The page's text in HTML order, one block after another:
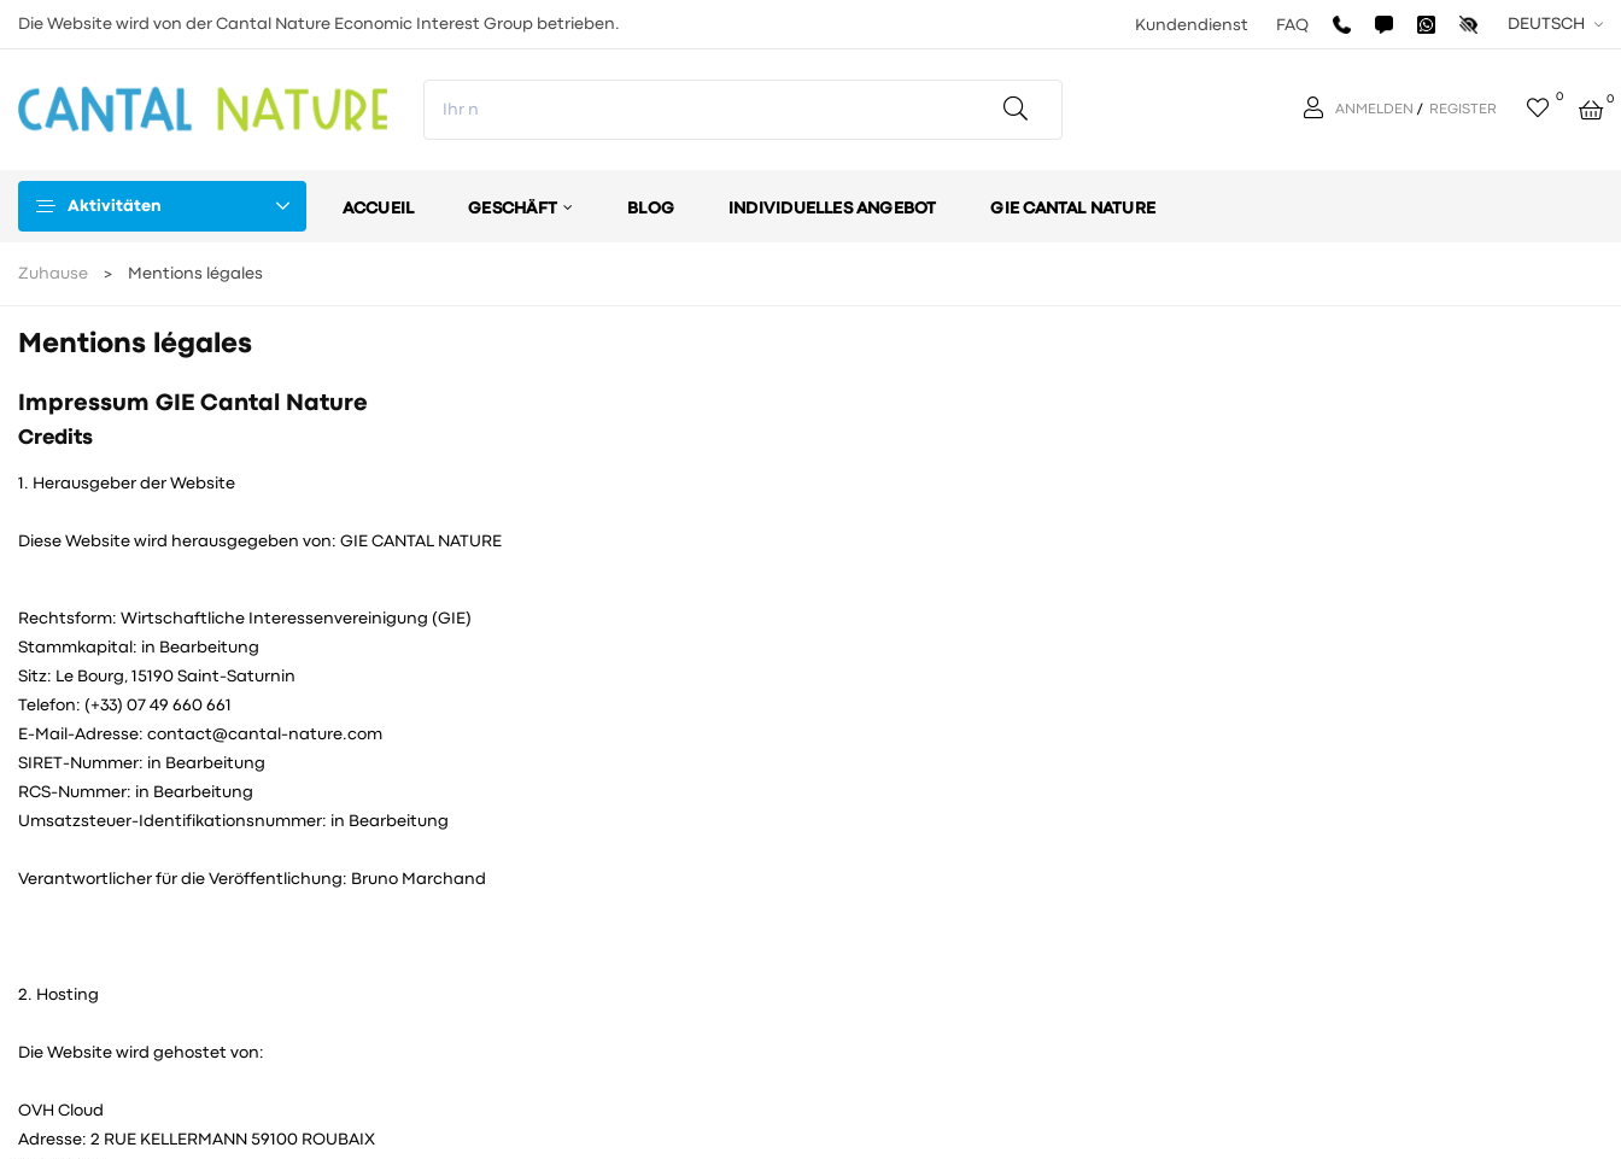
Die Website wird von der Cantal Nature Economic Interest Group betrieben. Kundendienst FAQ DEUTSCH
ANMELDEN / REGISTER
0 0
Aktivitäten ACCUEIL GESCHÄFT BLOG INDIVIDUELLES ANGEBOT GIE CANTAL NATURE
Zuhause Mentions légales
Mentions légales
Impressum GIE Cantal Nature
Credits
1. Herausgeber der Website
Diese Website wird herausgegeben von: GIE CANTAL NATURE
Rechtsform: Wirtschaftliche Interessenvereinigung (GIE)
Stammkapital: in Bearbeitung
Sitz: Le Bourg, 15190 Saint-Saturnin
Telefon: (+33) 07 49 660 661
E-Mail-Adresse: contact@cantal-nature.com
SIRET-Nummer: in Bearbeitung
RCS-Nummer: in Bearbeitung
Umsatzsteuer-Identifikationsnummer: in Bearbeitung
Verantwortlicher für die Veröffentlichung: Bruno Marchand
2. Hosting
Die Website wird gehostet von:
OVH Cloud
Adresse: 2 RUE KELLERMANN 59100 ROUBAIX